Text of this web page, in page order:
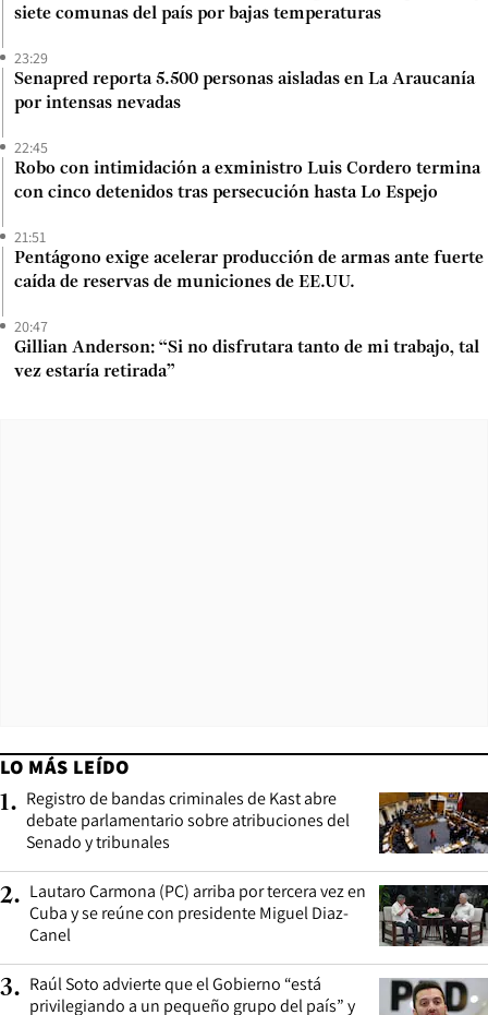
siete comunas del país por bajas temperaturas
23:29
Senapred reporta 5.500 personas aisladas en La Araucanía
por intensas nevadas
22:45
Robo con intimidación a exministro Luis Cordero termina
con cinco detenidos tras persecución hasta Lo Espejo
21:51
Pentágono exige acelerar producción de armas ante fuerte
caída de reservas de municiones de EE.UU.
20:47
Gillian Anderson: “Si no disfrutara tanto de mi trabajo, tal
vez estaría retirada”
LO MÁS LEÍDO
1. Registro de bandas criminales de Kast abre
debate parlamentario sobre atribuciones del
Senado y tribunales
2. Lautaro Carmona (PC) arriba por tercera vez en
Cuba y se reúne con presidente Miguel Diaz-
Canel
3. Raúl Soto advierte que el Gobierno “está
privilegiando a un pequeño grupo del país” y